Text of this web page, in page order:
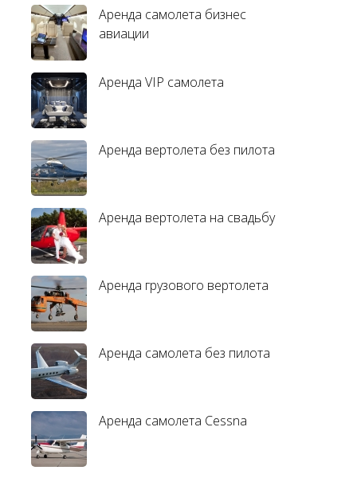
Аренда самолета бизнес
авиации
Аренда VIP самолета
Аренда вертолета без пилота
Аренда вертолета на свадьбу
Аренда грузового вертолета
Аренда самолета без пилота
Аренда самолета Cessna